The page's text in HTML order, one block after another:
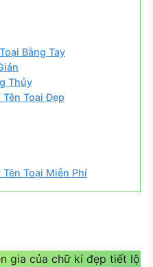
Bằng Tay
Thủy
Toại Đẹp
Toại Miễn Phí
gia của chữ kí đẹp tiết lộ